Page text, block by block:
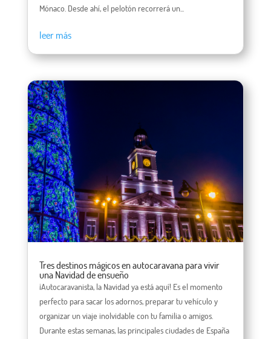
Mónaco. Desde ahí, el pelotón recorrerá un...
leer más
Tres destinos mágicos en autocaravana para vivir
una Navidad de ensueño
¡Autocaravanista, la Navidad ya está aquí! Es el momento
perfecto para sacar los adornos, preparar tu vehículo y
organizar un viaje inolvidable con tu familia o amigos.
Durante estas semanas, las principales ciudades de España